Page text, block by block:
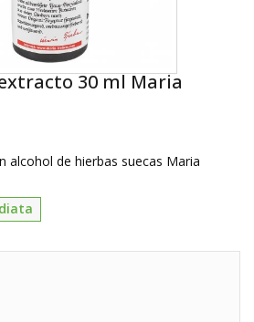
30 ml Maria
alcohol de hierbas suecas Maria